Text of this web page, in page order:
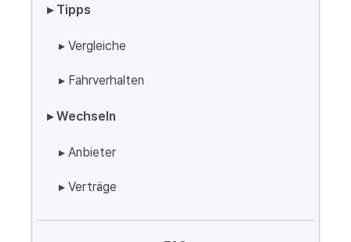
▸ Tipps
▸ Vergleiche
▸ Fahrverhalten
▸ Wechseln
▸ Anbieter
▸ Verträge